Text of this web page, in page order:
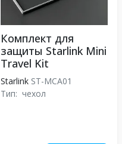
Комплект для
защиты Starlink Mini
Travel Kit
Starlink ST-MCA01
Тип: чехол